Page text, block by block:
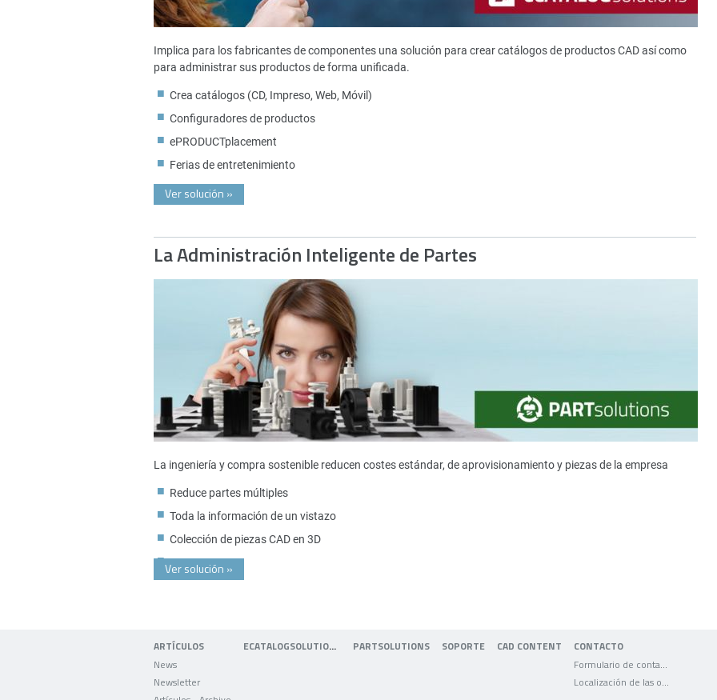
Implica para los fabricantes de componentes una solución para crear catálogos de productos CAD así como
para administrar sus productos de forma unificada.
Crea catálogos (CD, Impreso, Web, Móvil)
Configuradores de productos
ePRODUCTplacement
Ferias de entretenimiento
Ver solución »
La Administración Inteligente de Partes
La ingeniería y compra sostenible reducen costes estándar, de aprovisionamiento y piezas de la empresa
Reduce partes múltiples
Toda la información de un vistazo
Colección de piezas CAD en 3D
Ver solución »
ARTÍCULOS
News
Newsletter
ECATALOGSOLUTIONS PARTSOLUTIONS SOPORTE CAD CONTENT CONTACTO